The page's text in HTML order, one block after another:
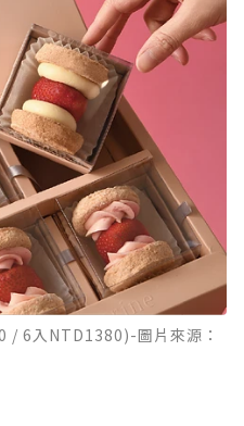
/ 6入NTD1380)-圖片來源：